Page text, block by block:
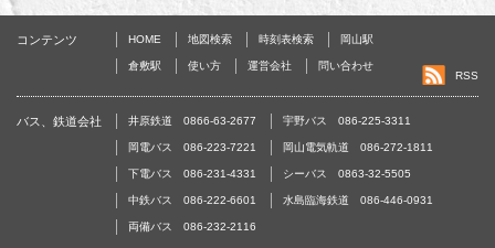
コンテンツ HOME 地図検索 時刻表検索 岡山駅
倉敷駅 使い方 運営会社
問い合わせ
RSS
バス、鉄道会社 井原鉄道 0866-63-2677 宇野バス 086-225-3311
岡電バス 086-223-7221 岡山電気軌道 086-272-1811
下電バス 086-231-4331 シーバス 0863-32-5505
中鉄バス 086-222-6601 水島臨海鉄道 086-446-0931
両備バス 086-232-2116